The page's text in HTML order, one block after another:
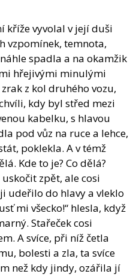
kříže vyvolal v její duši
vzpomínek, temnota,
spadla a na okamžik
hřejivými minulými
z kol druhého vozu,
kdy byl střed mezi
kabelku, s hlavou
pod vůz na ruce a lehce,
poklekla. A v témž
Kde to je? Co dělá?
uskočit zpět, ale cosi
udeřilo do hlavy a vleklo
mi všecko!“ hlesla, když
Stařeček cosi
A svíce, při níž četla
bolesti a zla, ta svíce
než kdy jindy, ozářila jí